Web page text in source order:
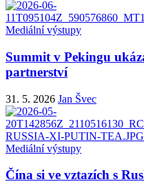
Mediální výstupy
Summit v Pekingu
partnerství
31. 5. 2026 Jan Švec
Mediální výstupy
Čína si ve vztazích s